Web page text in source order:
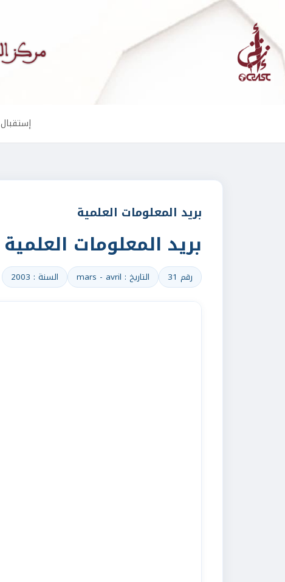
إستقبال
بريد المعلومات العلمية
بريد المعلومات العلمية 31
رقم 31 التاريخ : mars - avril السنة : 2003